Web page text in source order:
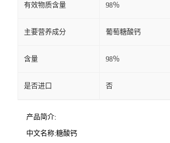
有效物质含量 98％
主要营养成分 葡萄糖酸钙
含量 98％
是否进口 否
产品简介:
中文名称:糖酸钙